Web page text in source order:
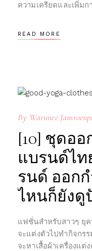
ความเครียดและเพิ่ม
READ MORE
By Warunee
[10] ชุดอ
แบรนด์ไท
รนด์ ออก
ไหนก็ยังดู
แฟชั่นสำหรับสาวๆ ยุ
จะแต่งตัวไปทำกิจกร
จะหาเสื้อผ้าเครื่องแต่